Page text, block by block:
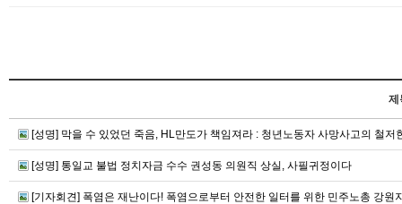
제
[성명] 막을 수 있었던 죽음, HL만도가 책임져라 : 청년노동자 사망사고의 철
[성명] 통일교 불법 정치자금 수수 권성동 의원직 상실, 사필귀정이다
[기자회견] 폭염은 재난이다! 폭염으로부터 안전한 일터를 위한 민주노총 강원